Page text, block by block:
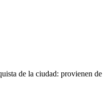
de la ciudad: provienen de